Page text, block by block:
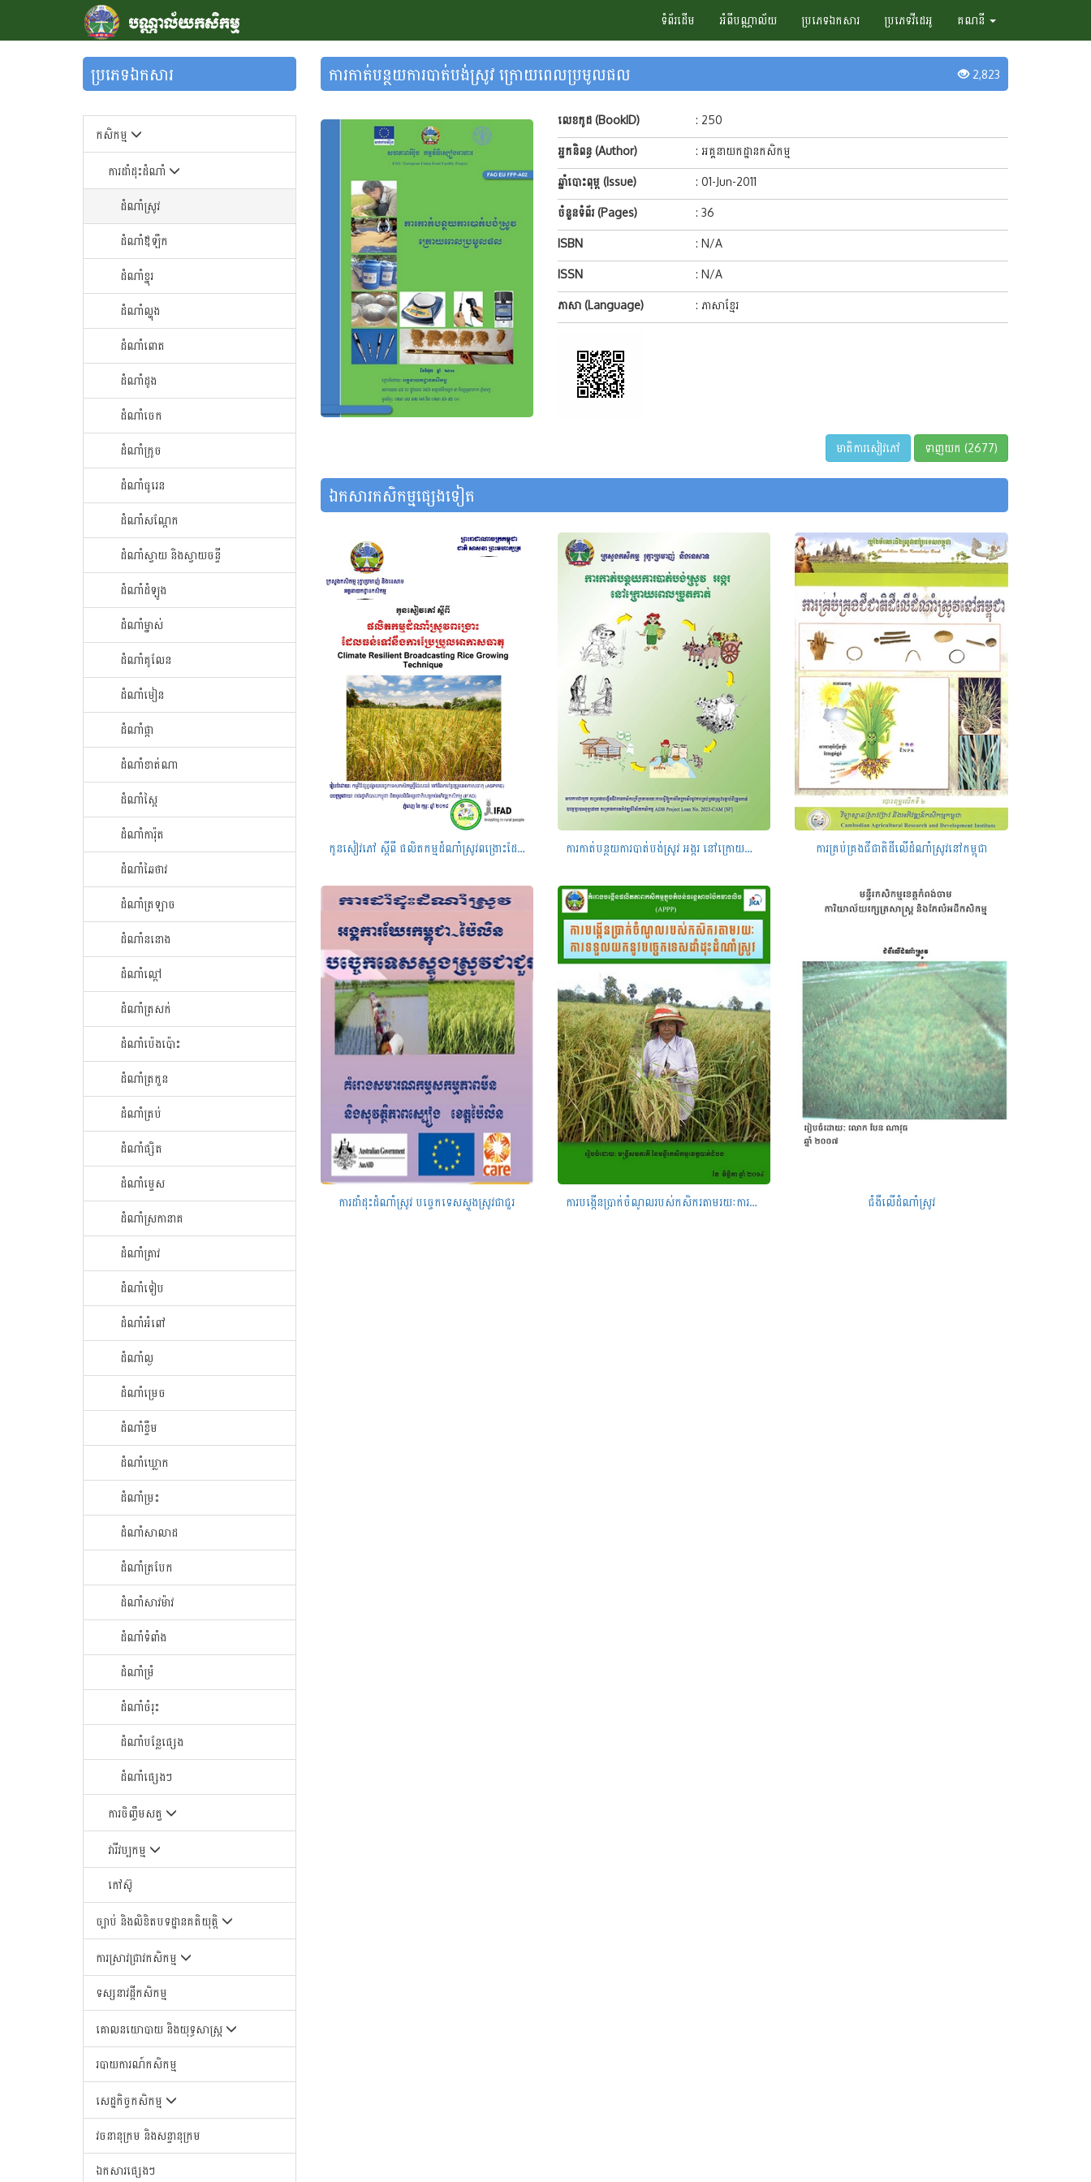
ទំព័រដើម អំពីបណ្ណាល័យ ប្រភេទឯកសារ ប្រភេទវីដេអូ គណនី
ប្រភេទឯកសារ
កសិកម្ម
ការដាំដុះដំណាំ
ដំណាំស្រូវ
ដំណាំឪឡឹក
ដំណាំខ្នុរ
ដំណាំ​ល្ហុង​
ដំណាំ​ពោត​
ដំណាំ​ដូង​
ដំណាំ​ចេក​
ដំណាំក្រូច​
ដំណាំ​ធូរេន​
ដំណាំ​សណ្ដែក​
ដំណាំ​ស្វាយ​ និងស្វាយចន្ទី
ដំណាំ​ដំឡូង​
ដំណាំ​ម្នាស់​
ដំណាំ​គូលែន​
ដំណាំ​មៀន​
ដំណាំ​ផ្កា​
ដំណាំ​ខាត់ណា
ដំណាំ​ស្ពៃ​
ដំណាំ​ការ៉ុត
ដំណាំ​ឆៃ​ថាវ​
ដំណាំ​ត្រឡាច
ដំណាំ​ននោង​
ដំណាំ​ល្ពៅ​
ដំណាំ​ត្រសក់
ដំណាំ​ប៉េង​ប៉ោះ​
ដំណាំ​ត្រកួន
ដំណាំ​ត្រប់​
ដំណាំ​ផ្សិត​
ដំណាំ​ម្ទេស​
ដំណាំ​ស្រកានាគ
ដំណាំ​ត្រាវ
ដំណាំទៀប
ដំណាំអំពៅ
ដំណាំល្ង
ដំណាំម្រេច
ដំណាំខ្ទឹម
ដំណាំឃ្លោក
ដំណាំម្រះ
ដំណាំសាលាដ
ដំណាំត្របែក
ដំណាំសាវម៉ាវ
ដំណាំទំពាំង
ដំណាំម្រំ
ដំណាំចំរុះ
ដំណាំបន្លែផ្សេង
ដំណាំផ្សេងៗ
ការចិញ្ចឹមសត្វ
វារីវប្បកម្ម
កៅស៊ូ
ច្បាប់ និងលិខិតបទដ្ឋានគតិយុត្តិ
ការស្រាវជ្រាវកសិកម្ម
ទស្សនាវដ្តីកសិកម្ម
គោលនយោបាយ និងយុទ្ធសាស្រ្ត
របាយការណ៍កសិកម្ម
សេដ្ឋកិច្ចកសិកម្ម
វចនានុក្រម និងសន្ទានុក្រម
ឯកសារផ្សេងៗ
ការកាត់បន្ថយការបាត់បង់ស្រូវ ក្រោយពេលប្រមូលផល 2,823
លេខកូដ (BookID) : 250
អ្នកនិពន្ធ (Author) : អគ្គនាយកដ្ឋានកសិកម្ម
ឆ្នាំបោះពុម្ព (Issue) : 01-Jun-2011
ចំនួនទំព័រ (Pages) : 36
ISBN : N/A
ISSN : N/A
ភាសា (Language) : ភាសាខ្មែរ
មាតិការសៀវភៅ ទាញយក (2677)
ឯកសារកសិកម្មផ្សេងទៀត
កូន​សៀវភៅ ​ស្ដីពី​ ផលិត​កម្ម​ដំណាំស្រូវ​ពង្រោះ​ដែល​ធន់​ទៅ​នឹង​​ការ​ប្រែ​ប្រួល​អាកាស​ធាតុ​ ការកាត់បន្ថយការបាត់បង់ស្រូវ អង្ករ នៅក្រោយពេលច្រូតកាត់ ការគ្រប់គ្រងជីជាតិដីលើដំណាំស្រូវនៅកម្ពុជា
ការដាំដុះដំណាំស្រូវ បច្ចេកទេសស្ទូងស្រូវជាជួរ ការបង្កើនប្រាក់ចំណូលរបស់កសិករតាមរយៈការទទួលយកនូវបច្ចេកទេសដាំដុះដំណាំស្រូវ ជំងឺលើដំណាំស្រូវ